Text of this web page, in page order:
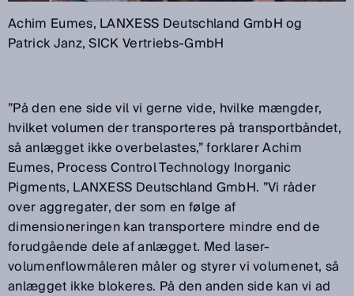
Achim Eumes, LANXESS Deutschland GmbH og
Patrick Janz, SICK Vertriebs-GmbH
”På den ene side vil vi gerne vide, hvilke mængder,
hvilket volumen der transporteres på transportbåndet,
så anlægget ikke overbelastes,” forklarer Achim
Eumes, Process Control Technology Inorganic
Pigments, LANXESS Deutschland GmbH. ”Vi råder
over aggregater, der som en følge af
dimensioneringen kan transportere mindre end de
forudgående dele af anlægget. Med laser-
volumenflowmåleren måler og styrer vi volumenet, så
anlægget ikke blokeres. På den anden side kan vi ad